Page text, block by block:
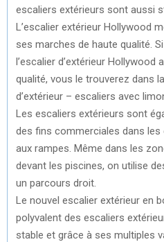
escaliers extérieurs sont aussi
L’escalier extérieur Hollywood
ses marches de haute qualité.
l’escalier d’extérieur Hollywood
qualité, vous le trouverez dans
d’extérieur – escaliers avec
Les escaliers extérieurs sont
des fins commerciales dans
aux rampes. Même dans les
devant les piscines, on utilise
un parcours droit.
Le nouvel escalier extérieur en
polyvalent des escaliers
stable et grâce à ses multiples